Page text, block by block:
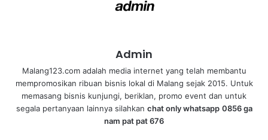
Admin
Malang123.com adalah media internet yang telah membantu
mempromosikan ribuan bisnis lokal di Malang sejak 2015. Untuk
memasang bisnis kunjungi, beriklan, promo event dan untuk
segala pertanyaan lainnya silahkan chat only whatsapp 0856 ga
nam pat pat 676